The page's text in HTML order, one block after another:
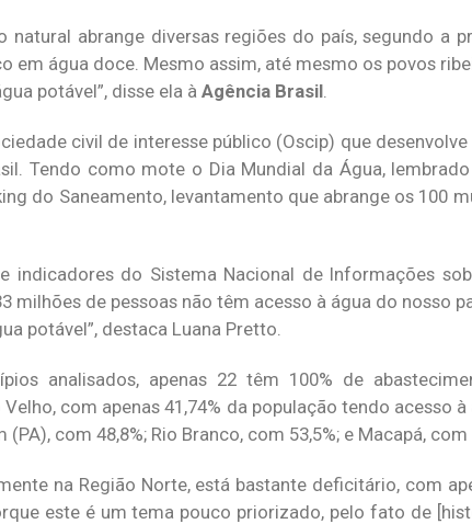
abrange diversas regiões do país, segundo a
em água doce. Mesmo assim, até mesmo os povos
potável”, disse ela à Agência Brasil.
civil de interesse público (Oscip) que
Tendo como mote o Dia Mundial da Água,
do Saneamento, levantamento que abrange os 100
do Sistema Nacional de Informações
milhões de pessoas não têm acesso à água do nosso
potável”, destaca Luana Pretto.
analisados, apenas 22 têm 100% de
com apenas 41,74% da população tendo acesso
com 48,8%; Rio Branco, com 53,5%; e Macapá, com
na Região Norte, está bastante deficitário, com
este é um tema pouco priorizado, pelo fato de